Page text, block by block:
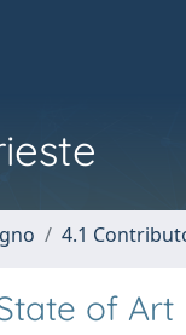
4.1
of Art